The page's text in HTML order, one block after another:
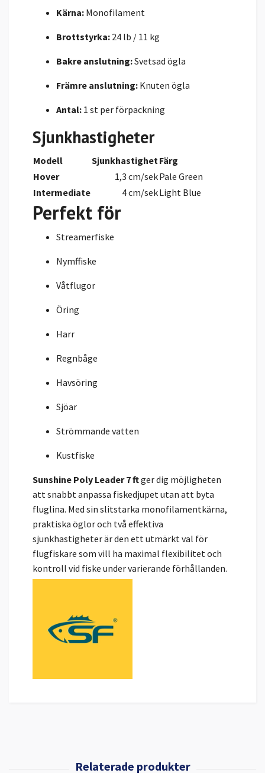
Kärna: Monofilament
Brottstyrka: 24 lb / 11 kg
Bakre anslutning:Svetsad ögla
Främre anslutning: Knuten ögla
Antal: 1 st per förpackning
Sjunkhastigheter
Modell Sjunkhastighet Färg
Hover
1,3 cm/sekPale Green
Intermediate
4 cm/sekLight Blue
Perfekt för
Streamerfiske
Nymffiske
Våtflugor
Öring
Harr
Regnbåge
Havsöring
Sjöar
Strömmande vatten
Kustfiske
Sunshine Poly Leader 7 ftger dig möjligheten
att snabbt anpassa fiskedjupet utan att byta
fluglina. Med sin slitstarka monofilamentkärna,
praktiska öglor och två effektiva
sjunkhastigheter är den ett utmärkt val för
flugfiskare som vill ha maximal flexibilitet och
kontroll vid fiske under varierande förhållanden.